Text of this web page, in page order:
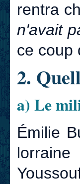
rentra
n'avait
ce coup
2.
a) Le
Émilie